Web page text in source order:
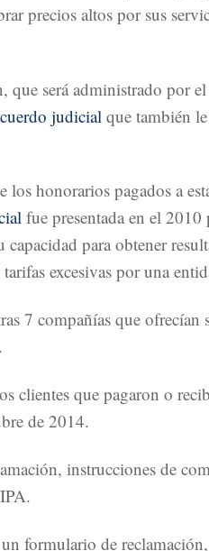
precios altos por sus
que será administrado
judicial que también
honorarios pagados a
fue presentada en el
capacidad para obtener
excesivas por una
7 compañías que
clientes que pagaron o
de 2014.
instrucciones de
formulario de